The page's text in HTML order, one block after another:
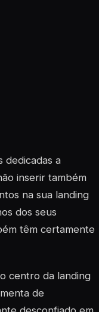
dedicadas a
inserir também
na sua landing
dos seus
têm certamente
centro da landing
de